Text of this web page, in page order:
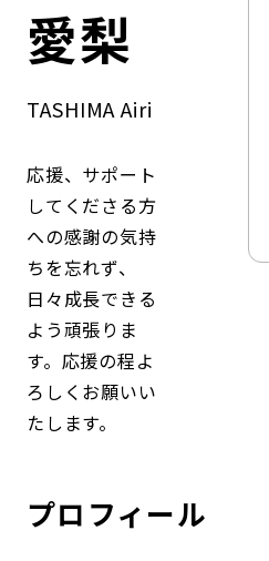
ローカル共創イニシアティブ
IRニュース
ガバナンス
ESGデータ集
愛梨
TASHIMA Airi
応援、サポート
してくださる方
への感謝の気持
ちを忘れず、
日々成長できる
よう頑張りま
す。応援の程よ
ろしくお願いい
たします。
プロフィール